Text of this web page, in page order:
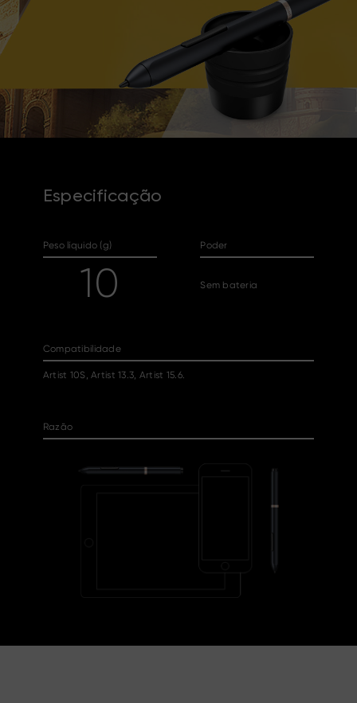
Especificação
Peso líquido (g)
10
Poder
Sem bateria
Compatibilidade
Artist 10S, Artist 13.3, Artist 15.6.
Razão